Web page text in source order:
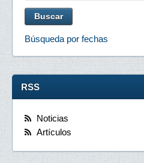
Búsqueda por fechas
RSS
Noticias
Artículos